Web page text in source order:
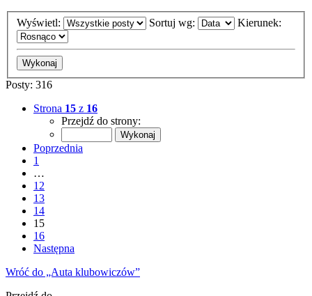
Wyświetl: Sortuj wg: Kierunek:
Posty: 316
Strona 15 z 16
Przejdź do strony:
Poprzednia
1
…
12
13
14
15
16
Następna
Wróć do „Auta klubowiczów”